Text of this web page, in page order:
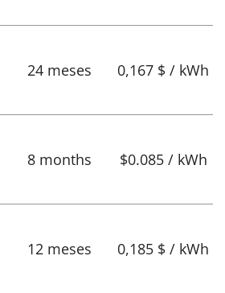
24 meses 0,167 $ / kWh
8 months $0.085 / kWh
12 meses 0,185 $ / kWh